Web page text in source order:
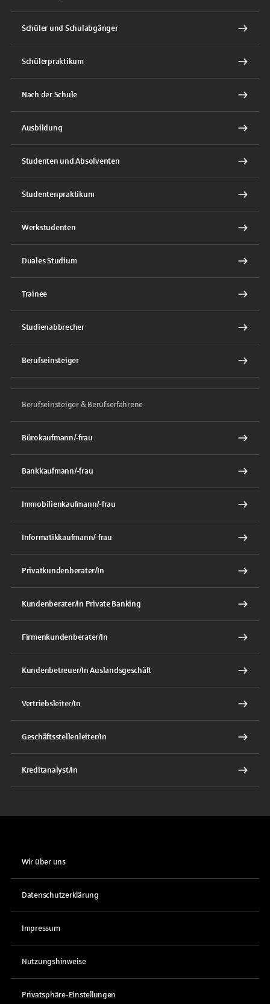
Schüler und Schulabgänger
Schülerpraktikum
Nach der Schule
Ausbildung
Studenten und Absolventen
Studentenpraktikum
Werkstudenten
Duales Studium
Trainee
Studienabbrecher
Berufseinsteiger
Berufseinsteiger & Berufserfahrene
Bürokaufmann/-frau
Bankkaufmann/-frau
Immobilienkaufmann/-frau
Informatikkaufmann/-frau
Privatkundenberater/In
Kundenberater/In Private Banking
Firmenkundenberater/In
Kundenbetreuer/In Auslandsgeschäft
Vertriebsleiter/In
Geschäftsstellenleiter/In
Kreditanalyst/In
Wir über uns
Datenschutzerklärung
Impressum
Nutzungshinweise
Privatsphäre-Einstellungen